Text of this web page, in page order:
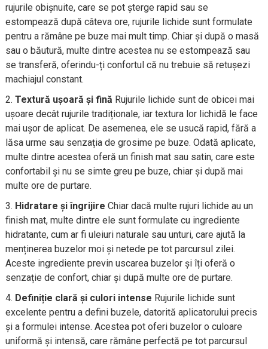
rujurile obișnuite, care se pot șterge rapid sau se
estompează după câteva ore, rujurile lichide sunt formulate
pentru a rămâne pe buze mai mult timp. Chiar și după o masă
sau o băutură, multe dintre acestea nu se estompează sau
se transferă, oferindu-ți confortul că nu trebuie să retușezi
machiajul constant.
Textură ușoară și fină Rujurile lichide sunt de obicei mai
ușoare decât rujurile tradiționale, iar textura lor lichidă le face
mai ușor de aplicat. De asemenea, ele se usucă rapid, fără a
lăsa urme sau senzația de grosime pe buze. Odată aplicate,
multe dintre acestea oferă un finish mat sau satin, care este
confortabil și nu se simte greu pe buze, chiar și după mai
multe ore de purtare.
Hidratare și îngrijire Chiar dacă multe rujuri lichide au un
finish mat, multe dintre ele sunt formulate cu ingrediente
hidratante, cum ar fi uleiuri naturale sau unturi, care ajută la
menținerea buzelor moi și netede pe tot parcursul zilei.
Aceste ingrediente previn uscarea buzelor și îți oferă o
senzație de confort, chiar și după multe ore de purtare.
Definiție clară și culori intense Rujurile lichide sunt
excelente pentru a defini buzele, datorită aplicatorului precis
și a formulei intense. Acestea pot oferi buzelor o culoare
uniformă și intensă, care rămâne perfectă pe tot parcursul